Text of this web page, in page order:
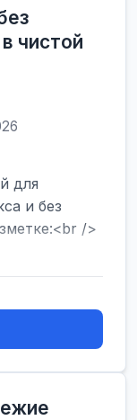
чистой
для
и без
/>